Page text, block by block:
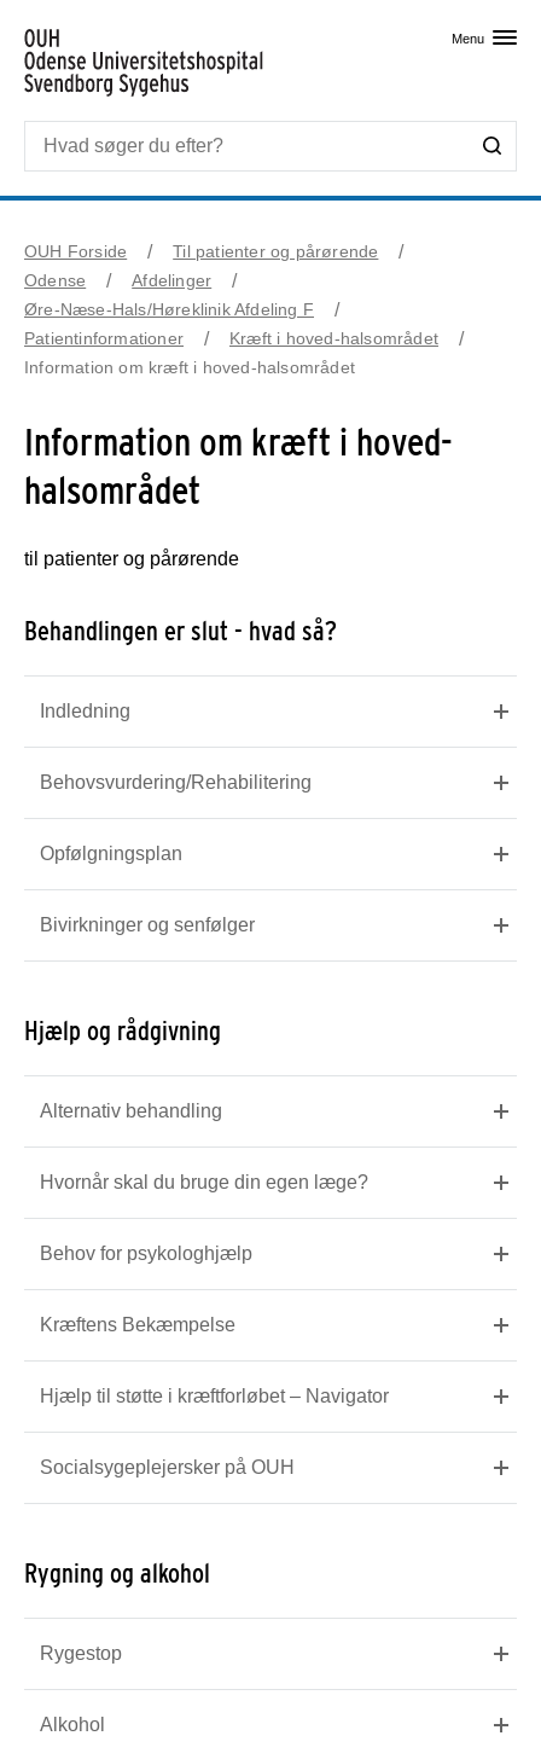
Menu
OUH Forside
Til patienter og pårørende
Odense
Afdelinger
Øre-Næse-Hals/Høreklinik Afdeling F
Patientinformationer
Kræft i hoved-halsområdet
Information om kræft i hoved-halsområdet
Information om kræft i hoved-
halsområdet
til patienter og pårørende
Behandlingen er slut - hvad så?
Indledning
Behovsvurdering/Rehabilitering
Opfølgningsplan
Bivirkninger og senfølger
Hjælp og rådgivning
Alternativ behandling
Hvornår skal du bruge din egen læge?
Behov for psykologhjælp
Kræftens Bekæmpelse
Hjælp til støtte i kræftforløbet – Navigator
Socialsygeplejersker på OUH
Rygning og alkohol
Rygestop
Alkohol